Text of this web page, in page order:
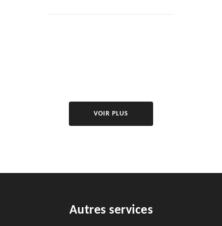
VOIR PLUS
Autres services